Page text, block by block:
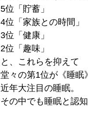
5位「貯蓄」
4位「家族との時間」
3位「健康」
2位「趣味」
と、これらを抑えて
堂々の第1位が《睡眠
近年大注目の睡眠。
その中でも睡眠と認